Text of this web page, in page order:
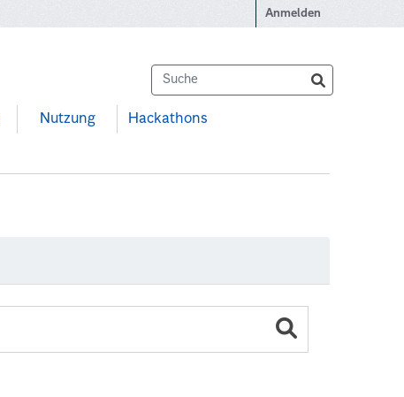
Anmelden
Nutzung Hackathons